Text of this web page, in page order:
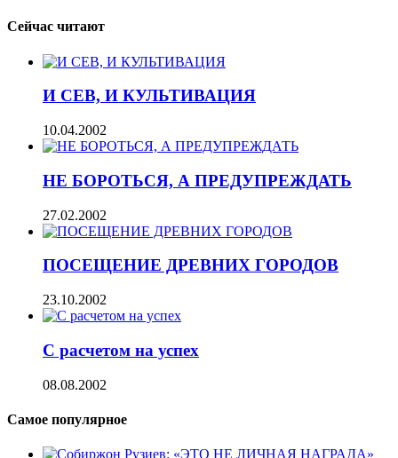
Сейчас читают
И СЕВ, И КУЛЬТИВАЦИЯ
10.04.2002
НЕ БОРОТЬСЯ, А ПРЕДУПРЕЖДАТЬ
27.02.2002
ПОСЕЩЕНИЕ ДРЕВНИХ ГОРОДОВ
23.10.2002
С расчетом на успех
08.08.2002
Самое популярное